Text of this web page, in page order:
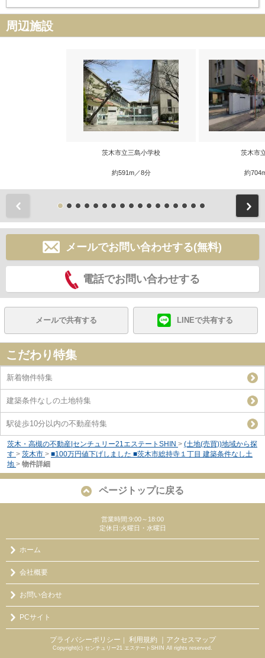
周辺施設
茨木市立三島小学校
約591m／8分
茨木市
約
メールでお問い合わせする(無料)
電話でお問い合わせする
メールで共有する LINEで共有する
こだわり特集
新着物件特集
建築条件なしの土地特集
駅徒歩10分以内の不動産特集
茨木・高槻の不動産|センチュリー21エステートSHIN > (土地(売買))地域から探
す > 茨木市 > ■100万円値下げしました ■茨木市総持寺１丁目 建築条件なし土
地 > 物件詳細
ページトップに戻る
営業時間:9:00～18:00
定休日:火曜日・水曜日
ホーム
会社概要
お問い合わせ
PCサイト
プライバシーポリシー ｜ 利用規約 ｜アクセスマップ
Copyright(c) センチュリー21 エステートSHIN All rights reserved.